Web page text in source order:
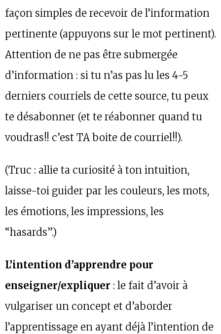
façon simples de recevoir de l’information
pertinente (appuyons sur le mot pertinent).
Attention de ne pas être submergée
d’information : si tu n’as pas lu les 4-5
derniers courriels de cette source, tu peux
te désabonner (et te réabonner quand tu
voudras!! c’est TA boite de courriel!!).
(Truc : allie ta curiosité à ton intuition,
laisse-toi guider par les couleurs, les mots,
les émotions, les impressions, les
“hasards”.)
L’intention d’apprendre pour
enseigner/expliquer : le fait d’avoir à
vulgariser un concept et d’aborder
l’apprentissage en ayant déjà l’intention de